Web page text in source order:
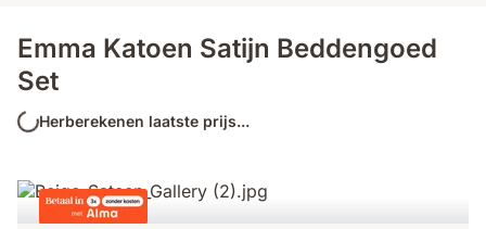
Emma Katoen Satijn Beddengoed
Set
Herberekenen laatste prijs...